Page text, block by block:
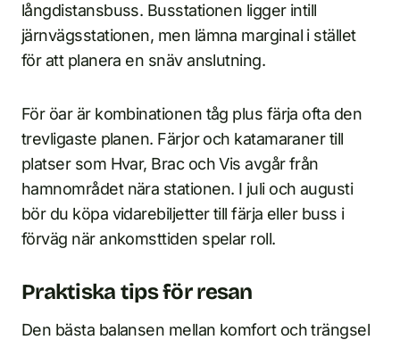
långdistansbuss. Busstationen ligger intill
järnvägsstationen, men lämna marginal i stället
för att planera en snäv anslutning.
För öar är kombinationen tåg plus färja ofta den
trevligaste planen. Färjor och katamaraner till
platser som Hvar, Brac och Vis avgår från
hamnområdet nära stationen. I juli och augusti
bör du köpa vidarebiljetter till färja eller buss i
förväg när ankomsttiden spelar roll.
Praktiska tips för resan
Den bästa balansen mellan komfort och trängsel